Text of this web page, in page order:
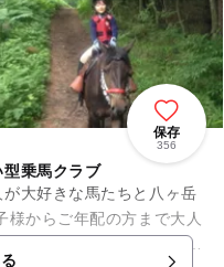
保存
356
乗馬クラブ
大好きな馬たちと八ヶ岳
からご年配の方まで大人
せんか？ 豊富な体